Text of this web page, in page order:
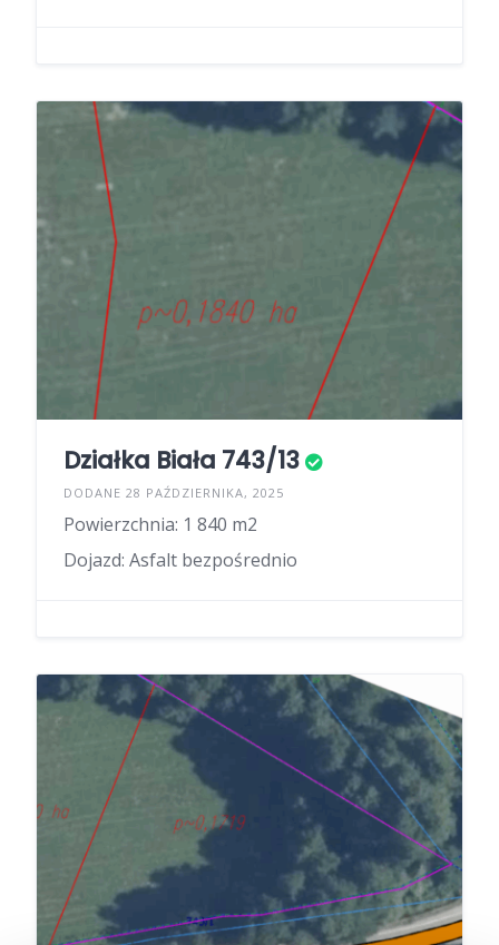
Działka Biała 743/13
DODANE 28 PAŹDZIERNIKA, 2025
Powierzchnia: 1 840 m2
Dojazd: Asfalt bezpośrednio